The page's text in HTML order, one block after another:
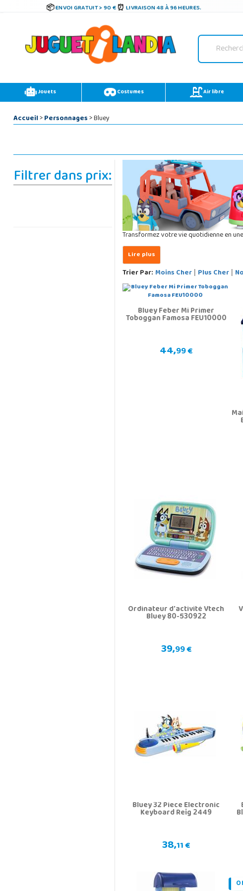
ENVOI GRATUIT > 90 € LIVRAISON 48 À 96 HEURES.
Jouets Costumes Air libre
Accueil>Personnages> Bluey
Filtrer dans prix:
Transformez votre vie quotidienne en
Trier Par: Moins Cher| Plus Cher|
Bluey Feber Mi Primer
Toboggan Famosa FEU10000
44,99 €
Ordinateur d'activité Vtech
Bluey 80-530922
39,99 €
Bluey 32 Piece Electronic
Keyboard Reig 2449
38,11 €